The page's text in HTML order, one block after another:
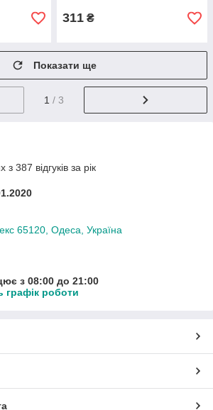
311 ₴
Показати ще
1 / 3
387 відгуків за рік
65120, Одеса, Україна
з 08:00 до 21:00
графік роботи